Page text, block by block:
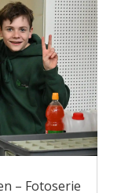
– Fotoserie